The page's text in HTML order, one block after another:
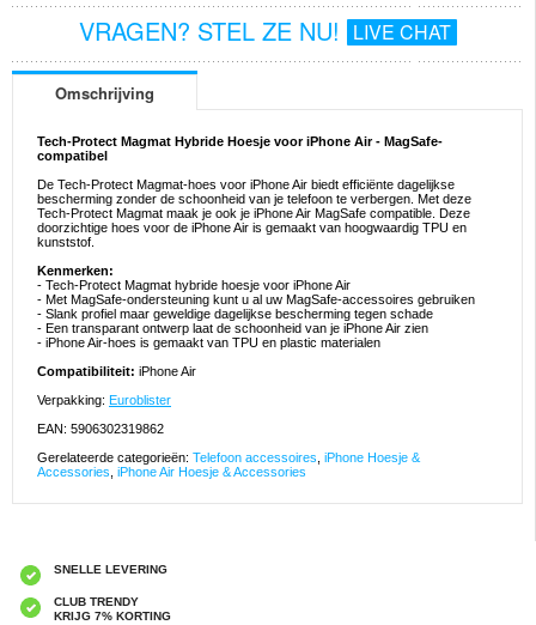
VRAGEN? STEL ZE NU! LIVE CHAT
Omschrijving
Tech-Protect Magmat Hybride Hoesje voor iPhone Air - MagSafe-
compatibel
De Tech-Protect Magmat-hoes voor iPhone Air biedt efficiënte dagelijkse
bescherming zonder de schoonheid van je telefoon te verbergen. Met deze
Tech-Protect Magmat maak je ook je iPhone Air MagSafe compatible. Deze
doorzichtige hoes voor de iPhone Air is gemaakt van hoogwaardig TPU en
kunststof.
Kenmerken:
- Tech-Protect Magmat hybride hoesje voor iPhone Air
- Met MagSafe-ondersteuning kunt u al uw MagSafe-accessoires gebruiken
- Slank profiel maar geweldige dagelijkse bescherming tegen schade
- Een transparant ontwerp laat de schoonheid van je iPhone Air zien
- iPhone Air-hoes is gemaakt van TPU en plastic materialen
Compatibiliteit: iPhone Air
Verpakking: Euroblister
EAN: 5906302319862
Gerelateerde categorieën: Telefoon accessoires iPhone Hoesje &
Accessories iPhone Air Hoesje & Accessories
SNELLE LEVERING
CLUB TRENDY
KRIJG 7% KORTING